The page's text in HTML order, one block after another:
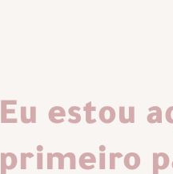
Eu estou
primeiro